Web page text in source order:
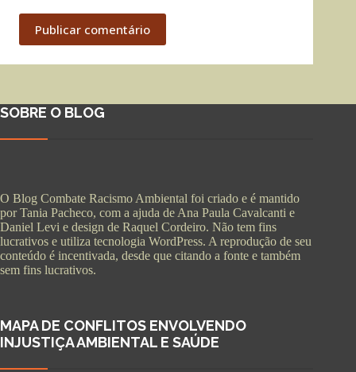
Publicar comentário
SOBRE O BLOG
O Blog Combate Racismo Ambiental foi criado e é mantido
por Tania Pacheco, com a ajuda de Ana Paula Cavalcanti e
Daniel Levi e design de Raquel Cordeiro. Não tem fins
lucrativos e utiliza tecnologia WordPress. A reprodução de seu
conteúdo é incentivada, desde que citando a fonte e também
sem fins lucrativos.
MAPA DE CONFLITOS ENVOLVENDO
INJUSTIÇA AMBIENTAL E SAÚDE